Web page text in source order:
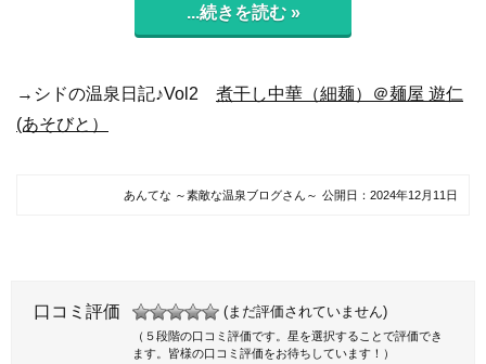
...続きを読む »
→シドの温泉日記♪Vol2 煮干し中華（細麺）＠麺屋 遊仁
(あそびと）
あんてな ～素敵な温泉ブログさん～ 公開日： 2024年12月11日
口コミ評価 (まだ評価されていません)
（５段階の口コミ評価です。星を選択することで評価でき
ます。皆様の口コミ評価をお待ちしています！）